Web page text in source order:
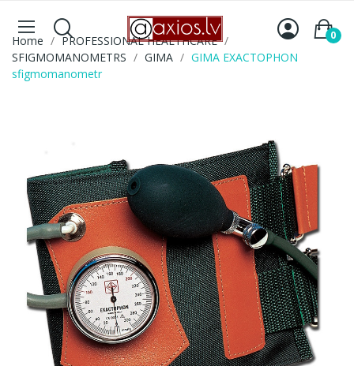
0
Home
PROFESSIONAL HEALTHCARE
SFIGMOMANOMETRS
GIMA
GIMA EXACTOPHON
sfigmomanometr